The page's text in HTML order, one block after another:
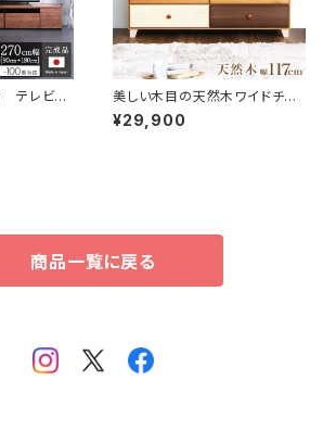
テレビボ
バ
美しい木目の天然木ワイドチェ
スト 3段 幅117cm Loarシリー
ズ 日本製・完成品｜Loar-ロ
¥29,900
商品一覧に戻る